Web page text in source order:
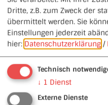
Dritte, z.B. zum Zweck der
übermittelt werden. Sie
Einstellungen jederzeit
hier: Datenschutzerklärung /
Technisch
↓ 1 Dienst
Externe Dienste